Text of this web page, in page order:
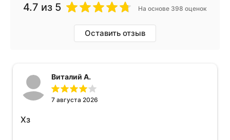
4.7 из 5 На основе 398 оценок
Оставить отзыв
Виталий А.
7 августа 2026
Хз